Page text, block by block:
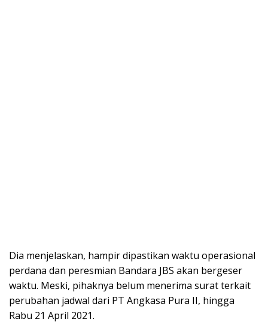
Dia menjelaskan, hampir dipastikan waktu operasional
perdana dan peresmian Bandara JBS akan bergeser
waktu. Meski, pihaknya belum menerima surat terkait
perubahan jadwal dari PT Angkasa Pura II, hingga
Rabu 21 April 2021.